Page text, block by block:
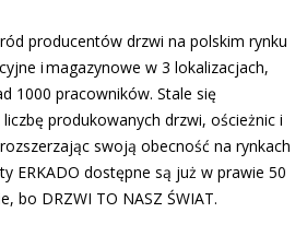
producentów drzwi na polskim rynku
i magazynowe w 3 lokalizacjach,
1000 pracowników. Stale się
produkowanych drzwi, ościeżnic i
swoją obecność na rynkach
ERKADO dostępne są już w prawie 50
bo DRZWI TO NASZ ŚWIAT.